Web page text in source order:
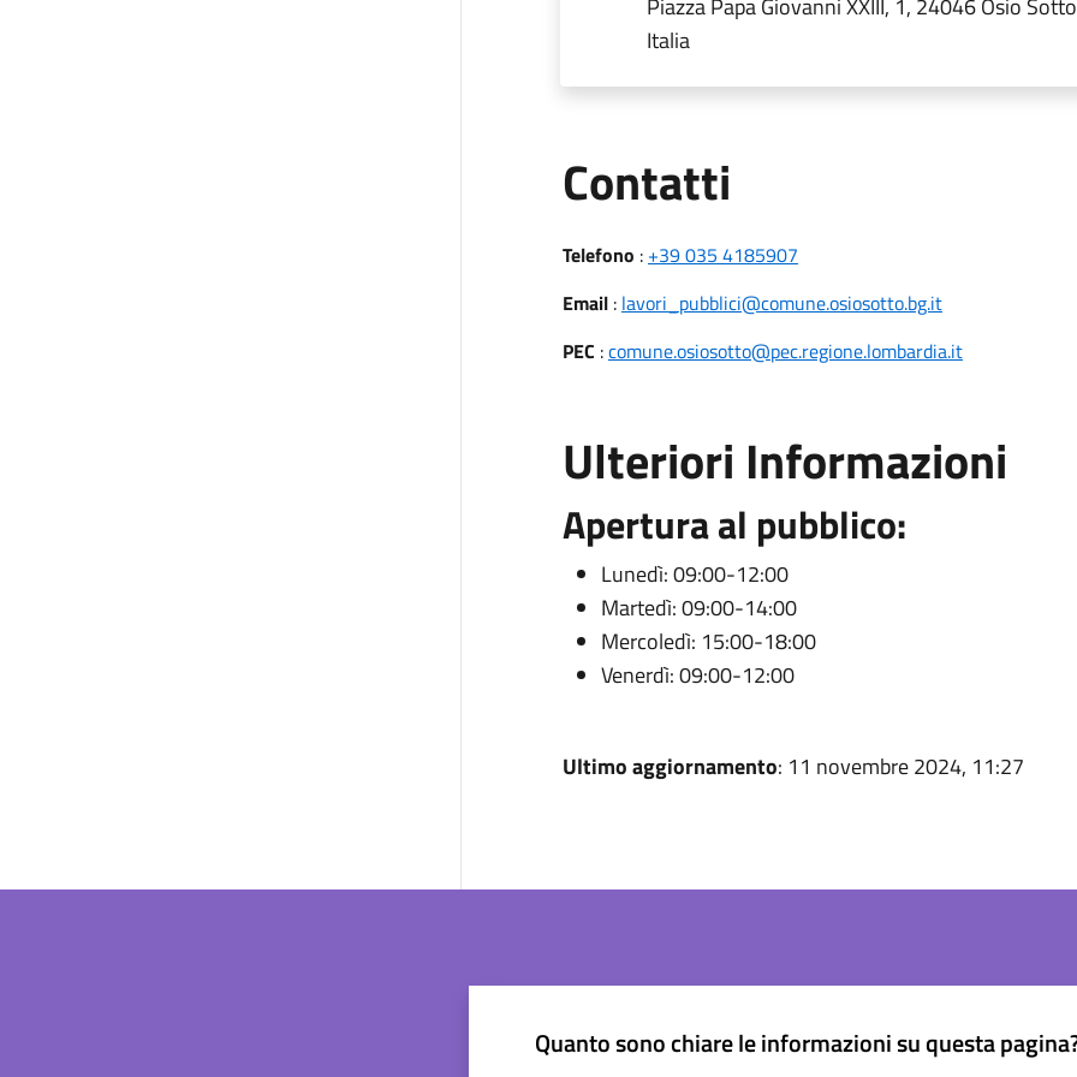
Piazza Papa Giovanni XXIII, 1, 24046 Osio
Italia
Contatti
Telefono : +39 035 4185907
Email: lavori_pubblici@comune.osiosotto.bg.it
PEC :comune.osiosotto@pec.regione.lombardia.it
Ulteriori Informazioni
Apertura al pubblico:
Lunedì: 09:00-12:00
Martedì: 09:00-14:00
Mercoledì: 15:00-18:00
Venerdì: 09:00-12:00
Ultimo aggiornamento: 11 novembre 2024, 11:27
Quanto sono chiare le informazioni su questa